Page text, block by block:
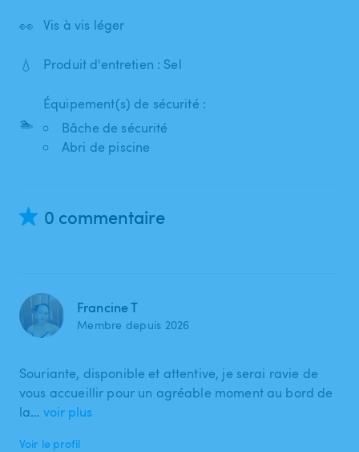
👀 Vis à vis léger
💧 Produit d'entretien : Sel
🏊
Équipement(s) de sécurité :
Bâche de sécurité
Abri de piscine
0 commentaire
Francine T
Membre depuis 2026
Souriante, disponible et attentive, je serai ravie de
vous accueillir pour un agréable moment au bord de
la… voir plus
Voir le profil